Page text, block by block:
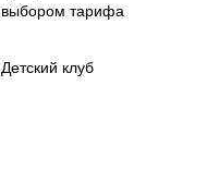
выбором тарифа
Детский клуб